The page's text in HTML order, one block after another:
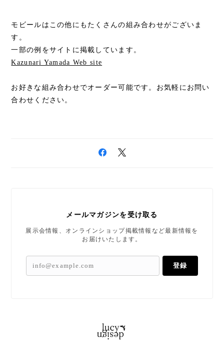
モビールはこの他にもたくさんの組み合わせがございま
す。
一部の例をサイトに掲載しています。
Kazunari Yamada Web site
お好きな組み合わせでオーダー可能です。お気軽にお問い
合わせください。
メールマガジンを受け取る
展示会情報、オンラインショップ掲載情報など最新情報を
お届けいたします。
登録